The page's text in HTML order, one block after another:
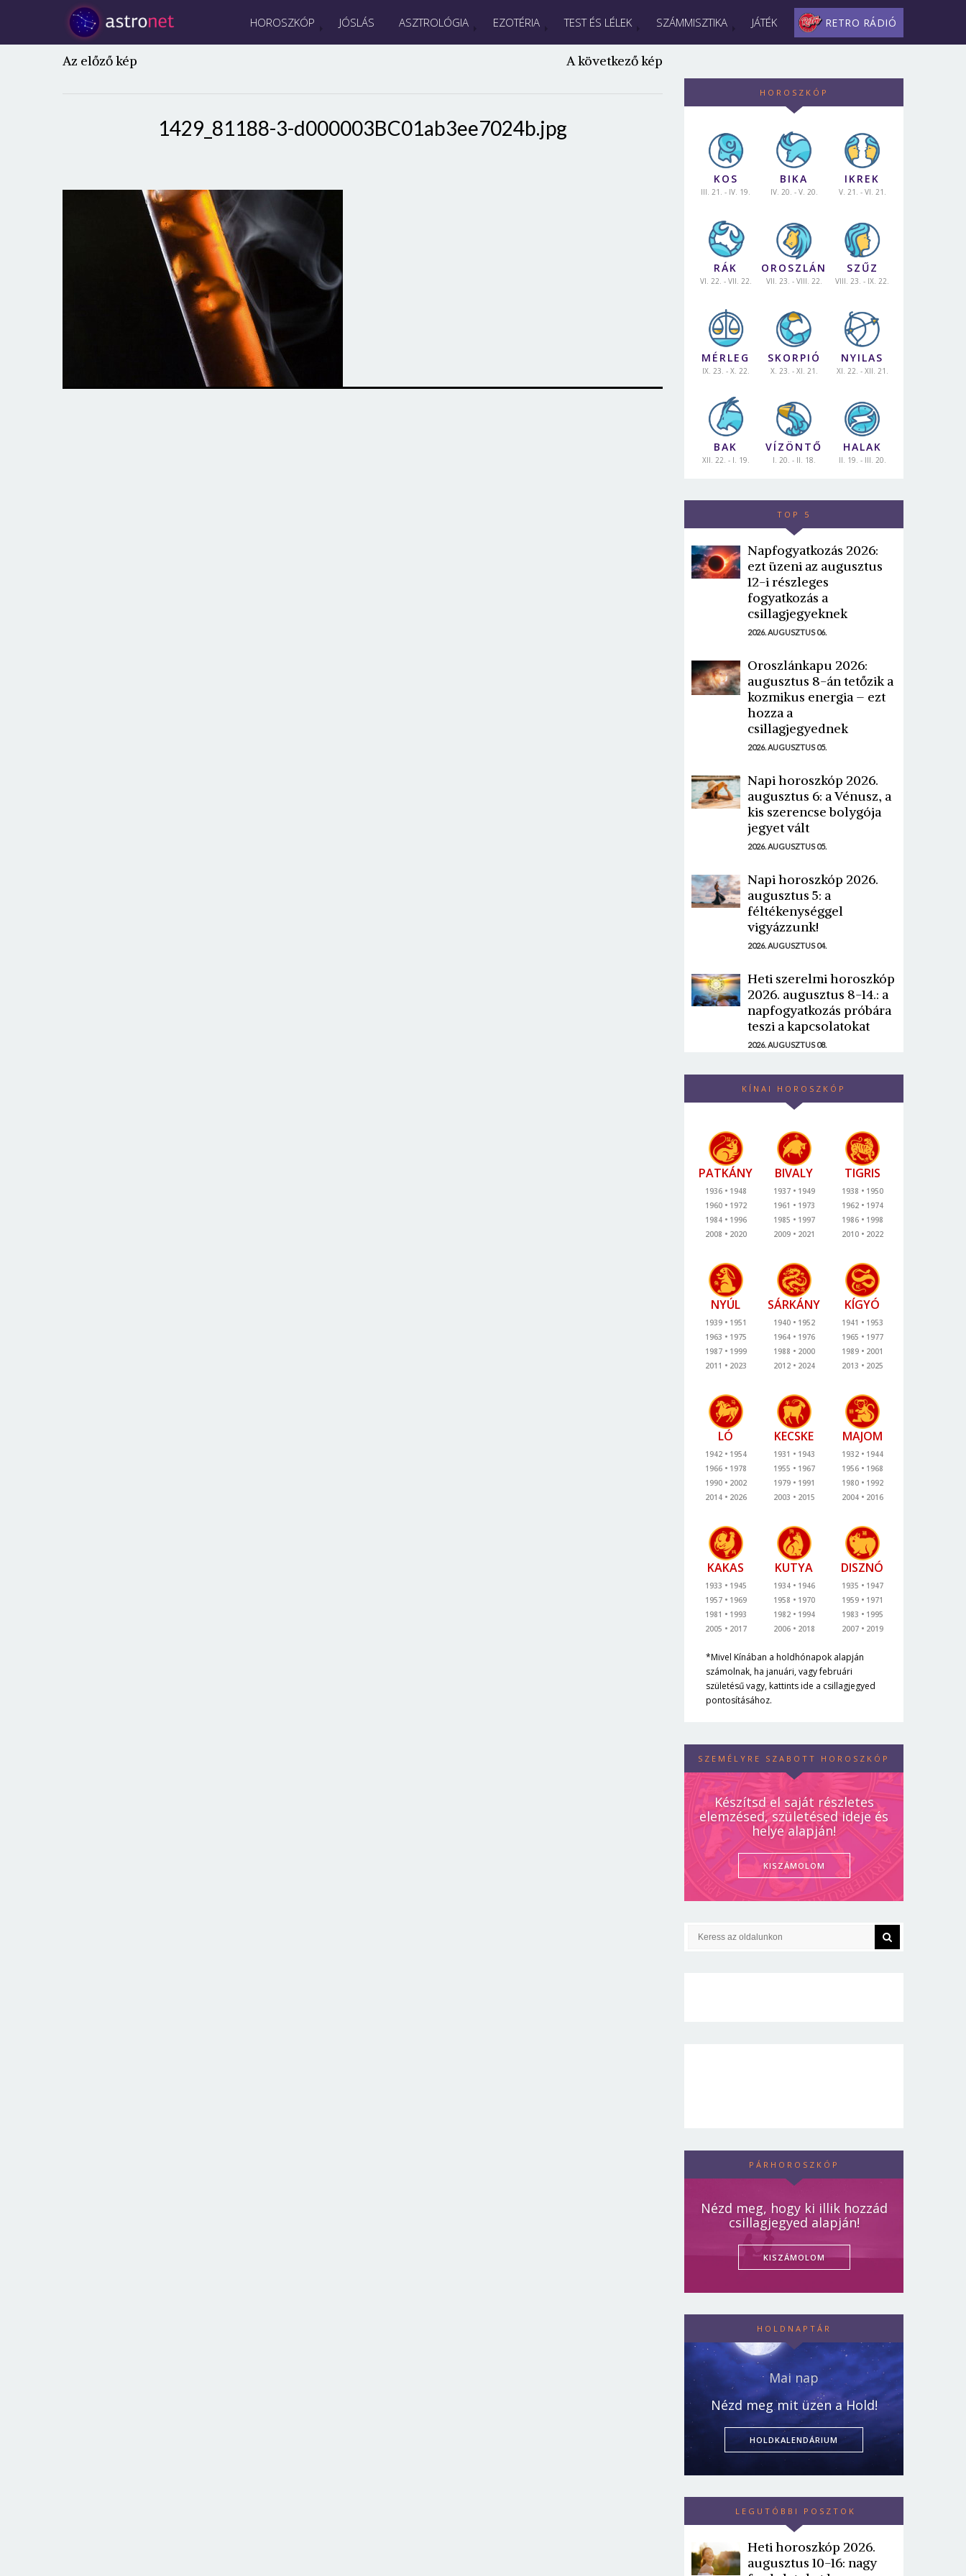
HOROSZKÓP JÓSLÁS ASZTROLÓGIA EZOTÉRIA TEST ÉS LÉLEK SZÁMMISZTIKA JÁTÉK RETRO RÁDIÓ
Az előző kép A következő kép
1429_81188-3-d000003BC01ab3ee7024b.jpg
HOROSZKÓP
KOS
III. 21. - IV. 19.
BIKA
IV. 20. - V. 20.
IKREK
V. 21. - VI. 21.
RÁK
VI. 22. - VII. 22.
OROSZLÁN
VII. 23. - VIII. 22.
SZŰZ
VIII. 23. - IX. 22.
MÉRLEG
IX. 23. - X. 22.
SKORPIÓ
X. 23. - XI. 21.
NYILAS
XI. 22. - XII. 21.
BAK
XII. 22. - I. 19.
VÍZÖNTŐ
I. 20. - II. 18.
HALAK
II. 19. - III. 20.
TOP 5
Napfogyatkozás 2026:
ezt üzeni az augusztus
12-i részleges
fogyatkozás a
csillagjegyeknek
2026. AUGUSZTUS 06.
Oroszlánkapu 2026:
augusztus 8-án tetőzik a
kozmikus energia – ezt
hozza a
csillagjegyednek
2026. AUGUSZTUS 05.
Napi horoszkóp 2026.
augusztus 6: a Vénusz, a
kis szerencse bolygója
jegyet vált
2026. AUGUSZTUS 05.
Napi horoszkóp 2026.
augusztus 5: a
féltékenységgel
vigyázzunk!
2026. AUGUSZTUS 04.
Heti szerelmi horoszkóp
2026. augusztus 8-14.: a
napfogyatkozás próbára
teszi a kapcsolatokat
2026. AUGUSZTUS 08.
KÍNAI HOROSZKÓP
PATKÁNY
1936
1948
1960
1972
1984
1996
2008
2020
BIVALY
1937
1949
1961
1973
1985
1997
2009
2021
TIGRIS
1938
1950
1962
1974
1986
1998
2010
2022
NYÚL
1939
1951
1963
1975
1987
1999
2011
2023
SÁRKÁNY
1940
1952
1964
1976
1988
2000
2012
2024
KÍGYÓ
1941
1953
1965
1977
1989
2001
2013
2025
LÓ
1942
1954
1966
1978
1990
2002
2014
2026
KECSKE
1931
1943
1955
1967
1979
1991
2003
2015
MAJOM
1932
1944
1956
1968
1980
1992
2004
2016
KAKAS
1933
1945
1957
1969
1981
1993
2005
2017
KUTYA
1934
1946
1958
1970
1982
1994
2006
2018
DISZNÓ
1935
1947
1959
1971
1983
1995
2007
2019
*Mivel Kínában a holdhónapok alapján
számolnak, ha januári, vagy februári
születésű vagy, kattints ide a csillagjegyed
pontosításához.
SZEMÉLYRE SZABOTT HOROSZKÓP
Készítsd el saját részletes
elemzésed, születésed ideje és
helye alapján!
KISZÁMOLOM
PÁRHOROSZKÓP
Nézd meg, hogy ki illik hozzád
csillagjegyed alapján!
KISZÁMOLOM
HOLDNAPTÁR
Mai nap
Nézd meg mit üzen a Hold!
HOLDKALENDÁRIUM
LEGUTÓBBI POSZTOK
Heti horoszkóp 2026.
augusztus 10-16: nagy